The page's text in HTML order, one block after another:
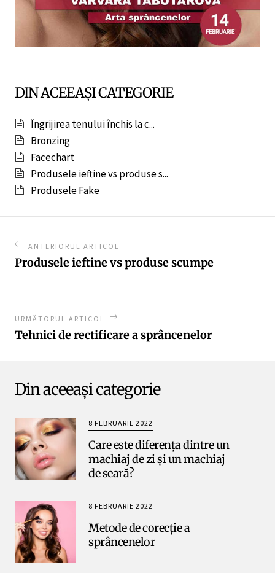
DIN ACEEAȘI CATEGORIE
Îngrijirea tenului închis la c...
Bronzing
Facechart
Produsele ieftine vs produse s...
Produsele Fake
ANTERIORUL ARTICOL
Produsele ieftine vs produse scumpe
URMĂTORUL ARTICOL
Tehnici de rectificare a sprâncenelor
Din aceeași categorie
8 FEBRUARIE 2022
Care este diferența dintre un
machiaj de zi și un machiaj
de seară?
8 FEBRUARIE 2022
Metode de corecție a
sprâncenelor